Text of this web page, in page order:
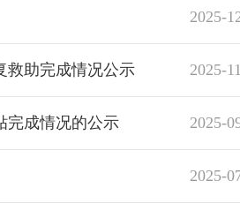
2025-
救助完成情况公示 2025-
完成情况的公示 2025-
2025-